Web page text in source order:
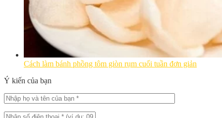
Cách làm bánh phồng tôm giòn rụm cuối tuần đơn giản
Ý kiến của bạn